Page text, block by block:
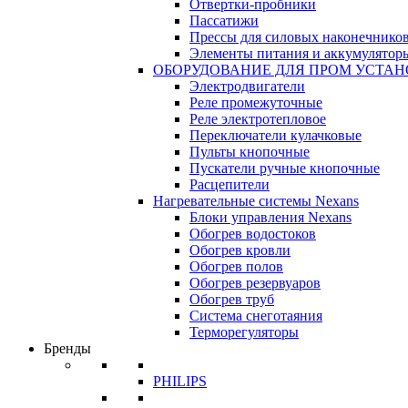
Отвертки-пробники
Пассатижи
Прессы для силовых наконечников
Элементы питания и
ОБОРУДОВАНИЕ ДЛЯ ПРОМ
Электродвигатели
Реле промежуточные
Реле электротепловое
Переключатели кулачковые
Пульты кнопочные
Пускатели ручные кнопочные
Расцепители
Нагревательные системы Nexans
Блоки управления Nexans
Обогрев водостоков
Обогрев кровли
Обогрев полов
Обогрев резервуаров
Обогрев труб
Система снеготаяния
Терморегуляторы
Бренды
PHILIPS